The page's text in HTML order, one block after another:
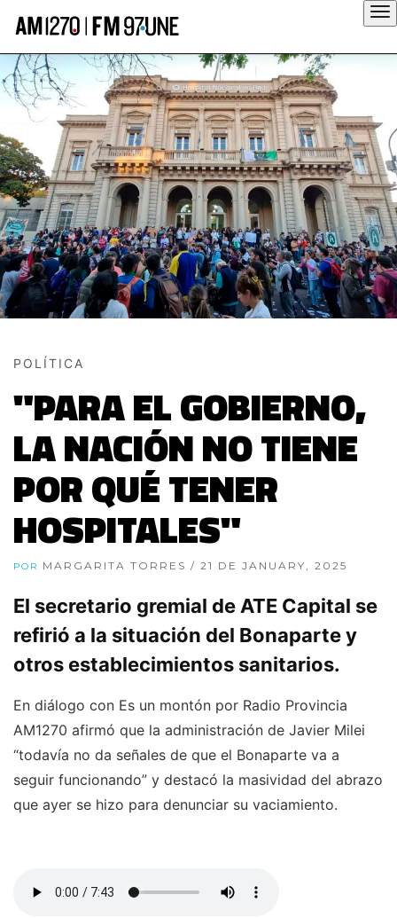
POLÍTICA
"PARA EL GOBIERNO,
LA NACIÓN NO TIENE
POR QUÉ TENER
HOSPITALES"
POR MARGARITA TORRES / 21 DE JANUARY, 2025
El secretario gremial de ATE Capital se
refirió a la situación del Bonaparte y
otros establecimientos sanitarios.
En diálogo con Es un montón por Radio Provincia
AM1270 afirmó que la administración de Javier Milei
“todavía no da señales de que el Bonaparte va a
seguir funcionando” y destacó la masividad del abrazo
que ayer se hizo para denunciar su vaciamiento.